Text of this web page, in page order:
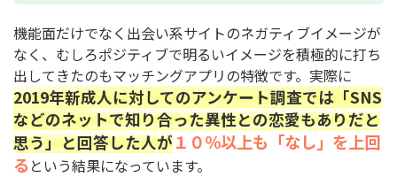
機能面だけでなく出会い系サイトのネガティブイメージが
なく、むしろポジティブで明るいイメージを積極的に打ち
出してきたのもマッチングアプリの特徴です。実際に
2019年新成人に対してのアンケート調査では「SNS
などのネットで知り合った異性との恋愛もありだと
思う」と回答した人が１０％以上も「なし」を上回
る という結果になっています。